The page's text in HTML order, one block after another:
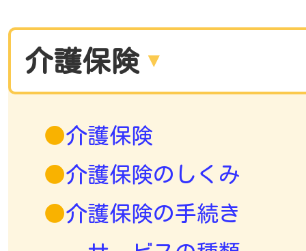
介護保険
介護保険
介護保険のしくみ
介護保険の手続き